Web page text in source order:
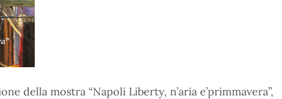
della mostra “Napoli Liberty, n’aria e’primmavera”,